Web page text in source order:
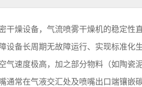
干燥设备，气流喷雾干燥机的稳定
备长周期无故障运行、实现标准化
气速度极高，加之部分物料（如陶
通常在气液交汇处及喷嘴出口端镶